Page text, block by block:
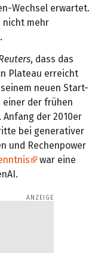
Wechsel erwartet.
nicht mehr
, dass das
Plateau erreicht
neuen Start-
einer der frühen
. Anfang der 2010er
bei generativer
und Rechenpower
war eine